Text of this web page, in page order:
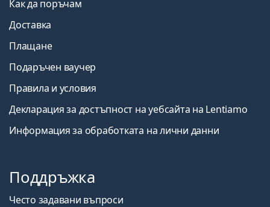
Как да поръчам
Доставка
Плащане
Подаръчен ваучер
Правила и условия
Декларация за достъпност на уебсайта на Lentiamo
Информация за обработката на лични данни
Поддръжка
Често задавани въпроси